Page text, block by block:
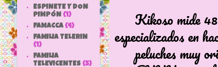
Kikoso mide 48
especializados en
peluches muy
ESPINETE Y DON
PIMPÓN (1)
FAMACCA (4)
FAMILIA TELERIN
(1)
FAMILIA
TELEVICENTES (5)